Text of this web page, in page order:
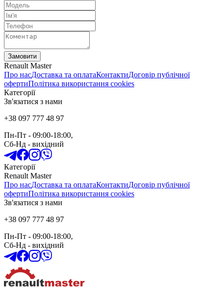
Замовити
Renault Master
Про насДоставка та оплатаКонтактиДоговір публічної
офертиПолітика використання cookies
Категорії
Зв'язатися з нами
+38 097 777 48 97
Пн-Пт - 09:00-18:00,
Сб-Нд - вихідний
Категорії
Renault Master
Про насДоставка та оплатаКонтактиДоговір публічної
офертиПолітика використання cookies
Зв'язатися з нами
+38 097 777 48 97
Пн-Пт - 09:00-18:00,
Сб-Нд - вихідний